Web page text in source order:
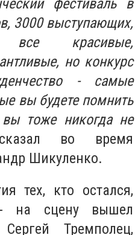
3000 выступающих,
красивые,
но конкурс
- самые
вы будете помнить
тоже никогда не
во время
Шикуленко.
тех, кто остался,
на сцену вышел
Тремполец,